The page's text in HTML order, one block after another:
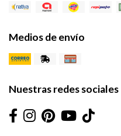
Medios de envío
Nuestras redes sociales